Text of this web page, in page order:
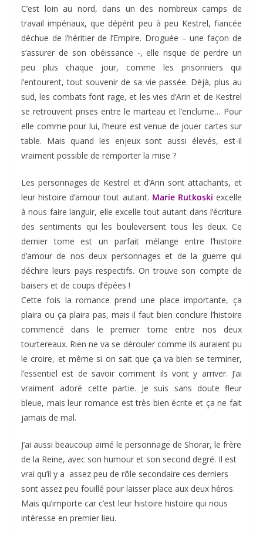
C’est loin au nord, dans un des nombreux camps de
travail impériaux, que dépérit peu à peu Kestrel, fiancée
déchue de l’héritier de l’Empire. Droguée – une façon de
s’assurer de son obéissance -, elle risque de perdre un
peu plus chaque jour, comme les prisonniers qui
l’entourent, tout souvenir de sa vie passée. Déjà, plus au
sud, les combats font rage, et les vies d’Arin et de Kestrel
se retrouvent prises entre le marteau et l’enclume… Pour
elle comme pour lui, l’heure est venue de jouer cartes sur
table. Mais quand les enjeux sont aussi élevés, est-il
vraiment possible de remporter la mise ?
Les personnages de Kestrel et d’Arin sont attachants, et
leur histoire d’amour tout autant. Marie Rutkoski excelle
à nous faire languir, elle excelle tout autant dans l’écriture
des sentiments qui les bouleversent tous les deux. Ce
dernier tome est un parfait mélange entre l’histoire
d’amour de nos deux personnages et de la guerre qui
déchire leurs pays respectifs. On trouve son compte de
baisers et de coups d’épées !
Cette fois la romance prend une place importante, ça
plaira ou ça plaira pas, mais il faut bien conclure l’histoire
commencé dans le premier tome entre nos deux
tourtereaux. Rien ne va se dérouler comme ils auraient pu
le croire, et même si on sait que ça va bien se terminer,
l’essentiel est de savoir comment ils vont y arriver. J’ai
vraiment adoré cette partie. Je suis sans doute fleur
bleue, mais leur romance est très bien écrite et ça ne fait
jamais de mal.
J’ai aussi beaucoup aimé le personnage de Shorar, le frère
de la Reine, avec son humour et son second degré. Il est
vrai qu’il y a assez peu de rôle secondaire ces derniers
sont assez peu fouillé pour laisser place aux deux héros.
Mais qu’importe car c’est leur histoire histoire qui nous
intéresse en premier lieu.